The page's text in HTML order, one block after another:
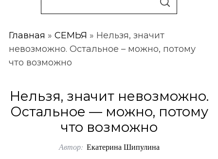
r
c
h
:
S
C
Главная » СЕМЬЯ » Нельзя, значит
невозможно. Остальное – можно, потому
что возможно
Нельзя, значит невозможно.
Остальное — можно, потому
что возможно
Автор: Екатерина Шипулина